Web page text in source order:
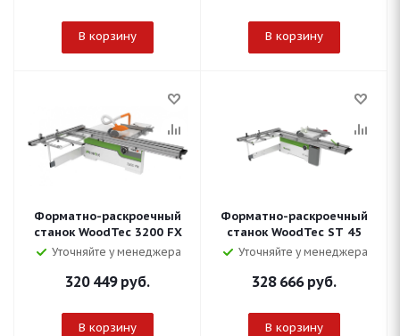
В корзину В корзину
Форматно-раскроечный
станок WoodTec 3200 FX
Уточняйте у менеджера
320 449руб.
В корзину
Форматно-раскроечный
станок WoodTec ST 45
Уточняйте у менеджера
328 666руб.
В корзину